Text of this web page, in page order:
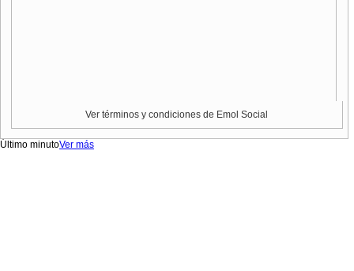
Ver términos y condiciones de Emol Social
Último minutoVer más